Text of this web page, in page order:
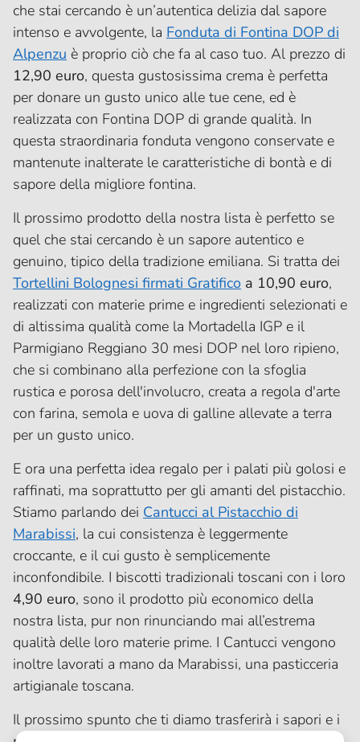
che stai cercando è un’autentica delizia dal sapore
intenso e avvolgente, la Fonduta di Fontina DOP di
Alpenzu è proprio ciò che fa al caso tuo. Al prezzo di
12,90 euro, questa gustosissima crema è perfetta
per donare un gusto unico alle tue cene, ed è
realizzata con Fontina DOP di grande qualità. In
questa straordinaria fonduta vengono conservate e
mantenute inalterate le caratteristiche di bontà e di
sapore della migliore fontina.
Il prossimo prodotto della nostra lista è perfetto se
quel che stai cercando è un sapore autentico e
genuino, tipico della tradizione emiliana. Si tratta dei
Tortellini Bolognesi firmati Gratifico a 10,90 euro,
realizzati con materie prime e ingredienti selezionati e
di altissima qualità come la Mortadella IGP e il
Parmigiano Reggiano 30 mesi DOP nel loro ripieno,
che si combinano alla perfezione con la sfoglia
rustica e porosa dell'involucro, creata a regola d'arte
con farina, semola e uova di galline allevate a terra
per un gusto unico.
E ora una perfetta idea regalo per i palati più golosi e
raffinati, ma soprattutto per gli amanti del pistacchio.
Stiamo parlando dei Cantucci al Pistacchio di
Marabissi, la cui consistenza è leggermente
croccante, e il cui gusto è semplicemente
inconfondibile. I biscotti tradizionali toscani con i loro
4,90 euro, sono il prodotto più economico della
nostra lista, pur non rinunciando mai all’estrema
qualità delle loro materie prime. I Cantucci vengono
inoltre lavorati a mano da Marabissi, una pasticceria
artigianale toscana.
Il prossimo spunto che ti diamo trasferirà i sapori e i